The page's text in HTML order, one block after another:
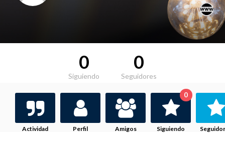
0
Siguiendo
0
Seguidores
Actividad Perfil Amigos Siguiendo
0